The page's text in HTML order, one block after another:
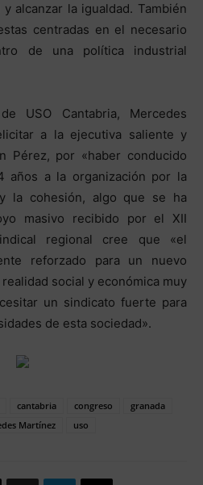
alcanzar la igualdad. También
centradas en el necesario
de una política industrial
USO Cantabria, Mercedes
a la ejecutiva saliente y
Pérez, por «haber conducido
años a la organización por la
la cohesión, algo que se ha
masivo recibido por el XII
regional cree que «el
reforzado para un nuevo
social y económica muy
un sindicato fuerte para
de esta sociedad».
cantabria congreso
granada
Martínez uso